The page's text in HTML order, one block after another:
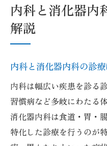
内科と消化器内
解説
内科と消化器内科の診
内科は幅広い疾患を診る
習慣病など多岐にわたる
消化器内科は食道・胃・
特化した診療を行うのが